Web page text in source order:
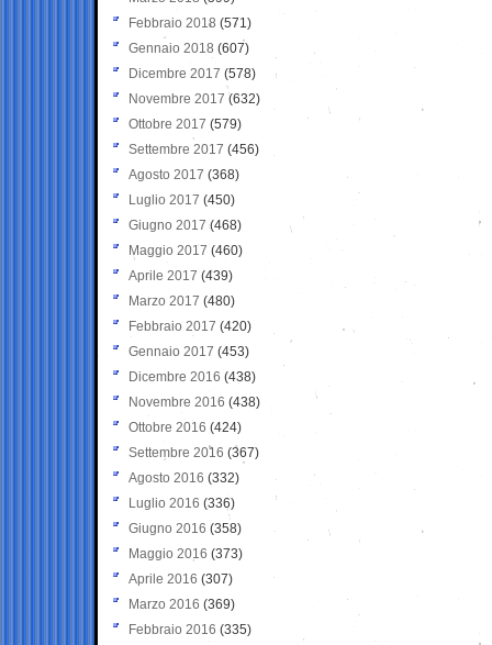
Febbraio 2018 (571)
Gennaio 2018 (607)
Dicembre 2017 (578)
Novembre 2017 (632)
Ottobre 2017 (579)
Settembre 2017 (456)
Agosto 2017 (368)
Luglio 2017 (450)
Giugno 2017 (468)
Maggio 2017 (460)
Aprile 2017 (439)
Marzo 2017 (480)
Febbraio 2017 (420)
Gennaio 2017 (453)
Dicembre 2016 (438)
Novembre 2016 (438)
Ottobre 2016 (424)
Settembre 2016 (367)
Agosto 2016 (332)
Luglio 2016 (336)
Giugno 2016 (358)
Maggio 2016 (373)
Aprile 2016 (307)
Marzo 2016 (369)
Febbraio 2016 (335)